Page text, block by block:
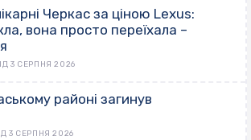
Черкас за ціною Lexus:
вона просто переїхала –
3 СЕРПНЯ 2026
районі загинув
3 СЕРПНЯ 2026